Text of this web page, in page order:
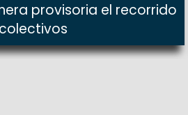
provisoria el recorrido